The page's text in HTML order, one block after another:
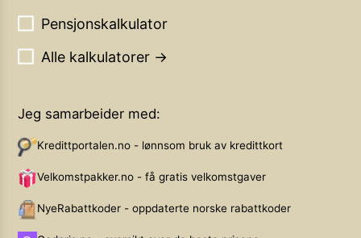
Pensjonskalkulator
Alle kalkulatorer →
Jeg samarbeider med:
Kredittportalen.no - lønnsom bruk av kredittkort
Velkomstpakker.no - få gratis velkomstgaver
NyeRabattkoder - oppdaterte norske rabattkoder